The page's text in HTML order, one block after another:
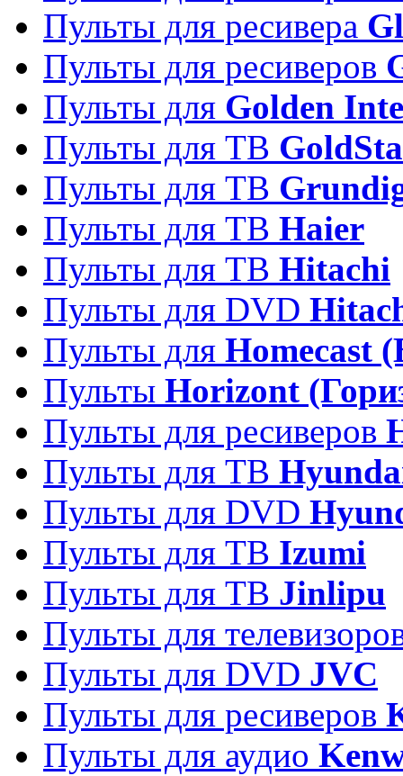
Пульты для ресивера
Пульты для ресиверов
Пульты для Golden
Пульты для ТВ
Пульты для ТВ
Пульты для ТВ Haier
Пульты для ТВ Hitachi
Пульты для DVD
Пульты для Homecast
Пульты Horizont
Пульты для ресиверов
Пульты для ТВ
Пульты для DVD
Пульты для ТВ Izumi
Пульты для ТВ Jinlipu
Пульты для
Пульты для DVD JVC
Пульты для ресиверов
Пульты для аудио